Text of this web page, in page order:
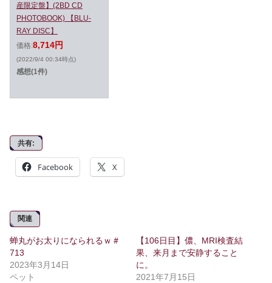
産限定盤】(2BD CD
PHOTOBOOK) 【BLU-
RAY DISC】
価格:8,714円
(2022/9/4 00:34時点)
感想(1件)
共有:
Facebook X
関連
蝉丸がお太りになられるｗ＃
713
2023年3月14日
ペット
【106日目】儂、MRI検査結
果、来月まで安静すること
に。
2021年7月15日